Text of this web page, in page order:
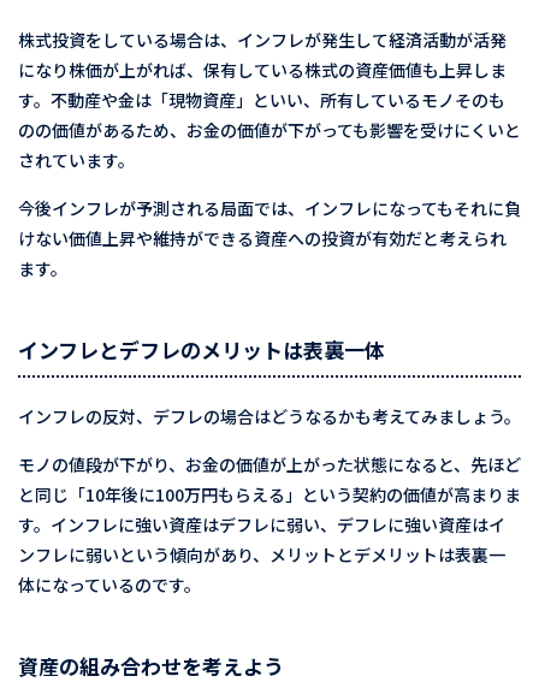
株式投資をしている場合は、インフレが発生して経済活動が活発
になり株価が上がれば、保有している株式の資産価値も上昇しま
す。不動産や金は「現物資産」といい、所有しているモノそのも
のの価値があるため、お金の価値が下がっても影響を受けにくいと
されています。
今後インフレが予測される局面では、インフレになってもそれに負
けない価値上昇や維持ができる資産への投資が有効だと考えられ
ます。
インフレとデフレのメリットは表裏一体
インフレの反対、デフレの場合はどうなるかも考えてみましょう。
モノの値段が下がり、お金の価値が上がった状態になると、先ほど
と同じ「10年後に100万円もらえる」という契約の価値が高まりま
す。インフレに強い資産はデフレに弱い、デフレに強い資産はイ
ンフレに弱いという傾向があり、メリットとデメリットは表裏一
体になっているのです。
資産の組み合わせを考えよう